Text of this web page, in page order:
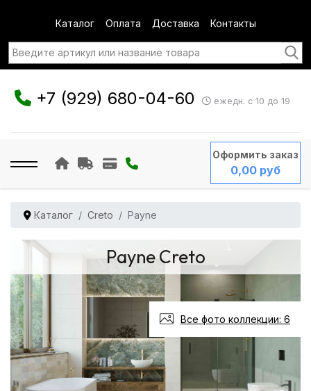
Каталог Оплата Доставка Контакты
+7 (929) 680-04-60 ежедн. с 10 до 19
Оформить заказ
0,00 руб
Каталог Creto Payne
Payne Creto
Все фото коллекции: 6